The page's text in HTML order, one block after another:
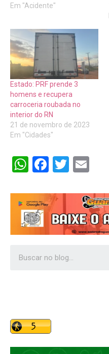
Em "Acidente"
Estado: PRF prende 3
homens e recupera
carroceria roubada no
interior do RN
21 de novembro de 2023
Em "Cidades"
WhatsApp
Facebook
Twitter